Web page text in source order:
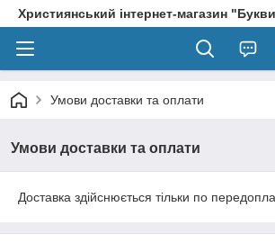
Християнський інтернет-магазин
Умови доставки та оплати
Умови доставки та оплати
Доставка здійснюється тільки по